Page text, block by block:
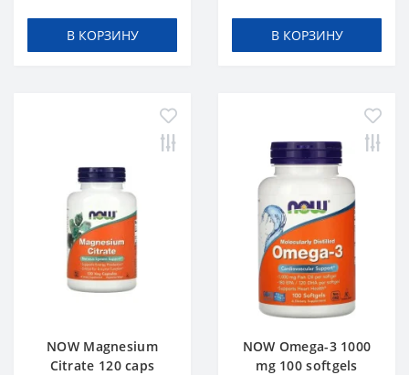
В КОРЗИНУ В КОРЗИНУ
NOW Magnesium
Citrate 120 caps
NOW Omega-3 1000
mg 100 softgels